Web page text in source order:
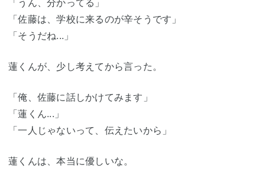
「佐藤は、学校に来るのが辛そうです」
「そうだね...」
蓮くんが、少し考えてから言った。
「俺、佐藤に話しかけてみます」
「蓮くん...」
「一人じゃないって、伝えたいから」
蓮くんは、本当に優しいな。